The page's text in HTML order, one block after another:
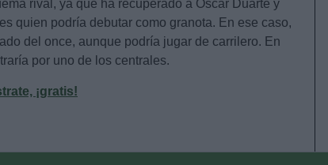
rival, ya que ha recuperado a Óscar Duarte y
quien podría debutar como granota. En ese caso,
del once, aunque podría jugar de carrilero. En
por uno de los centrales.
¡gratis!